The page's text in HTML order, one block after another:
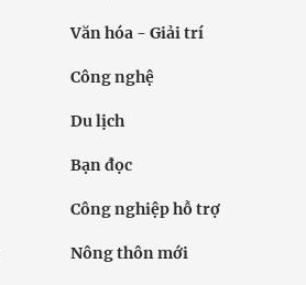
Văn hóa - Giải trí
Công nghệ
Du lịch
Bạn đọc
Công nghiệp hỗ trợ
Nông thôn mới